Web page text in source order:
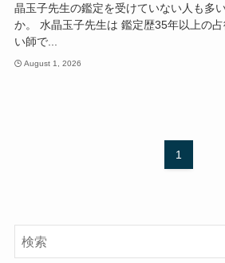
晶玉子先生の鑑定を受けていない人も多
か。 水晶玉子先生は 鑑定歴35年以上の
い師で...
August 1, 2026
1